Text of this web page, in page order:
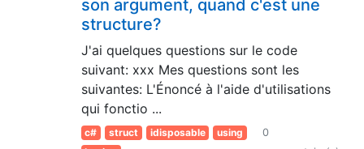
son argument, quand c'est une
structure?
J'ai quelques questions sur le code
suivant: xxx Mes questions sont les
suivantes: L'Énoncé à l'aide d'utilisations
qui fonctio ...
c# struct idisposable
using
0